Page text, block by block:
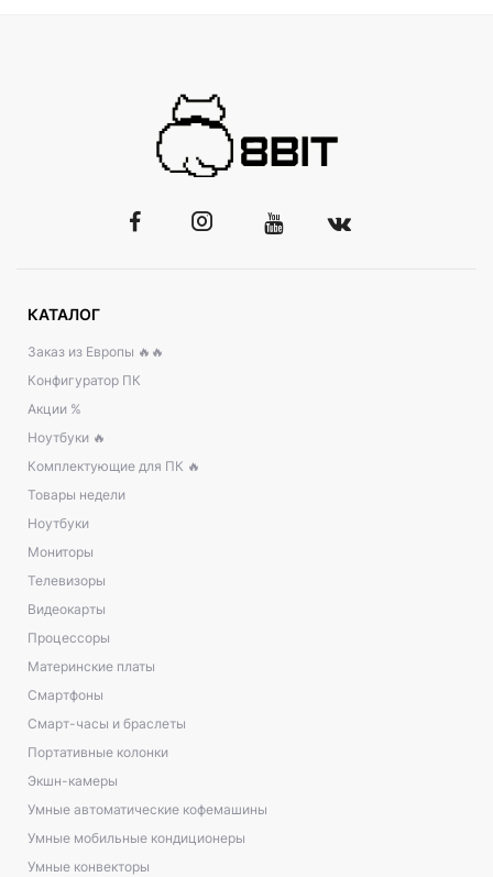
КАТАЛОГ
Заказ из Европы 🔥🔥
Конфигуратор ПК
Акции %
Ноутбуки 🔥
Комплектующие для ПК 🔥
Товары недели
Ноутбуки
Мониторы
Телевизоры
Видеокарты
Процессоры
Материнские платы
Смартфоны
Смарт-часы и браслеты
Портативные колонки
Экшн-камеры
Умные автоматические кофемашины
Умные мобильные кондиционеры
Умные конвекторы